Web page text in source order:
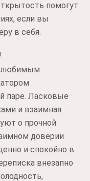
помогут
если вы
в себя.
любимым
паре. Ласковые
и взаимная
о прочной
доверии
и спокойно в
внезапно